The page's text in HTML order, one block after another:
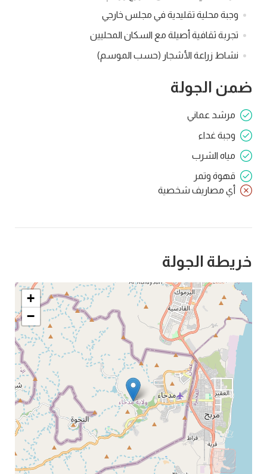
وجبة محلية تقليدية في مجلس خارجي
تجربة ثقافية أصيلة مع السكان المحليين
نشاط زراعة الأشجار (حسب الموسم)
ضمن الجولة
مرشد عماني
وجبة غداء
مياه الشرب
قهوة وتمر
أي مصاريف شخصية
خريطة الجولة
+
−